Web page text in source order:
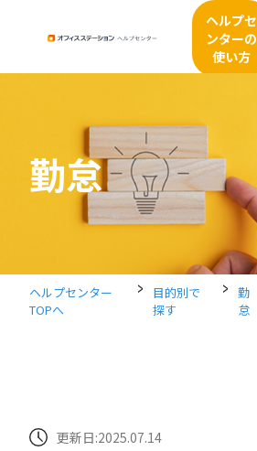
ヘルプセ
ンターの
使い方
勤怠
ヘルプセンター
TOPへ
>
目的別で
探す
> 勤
怠
更新日:2025.07.14